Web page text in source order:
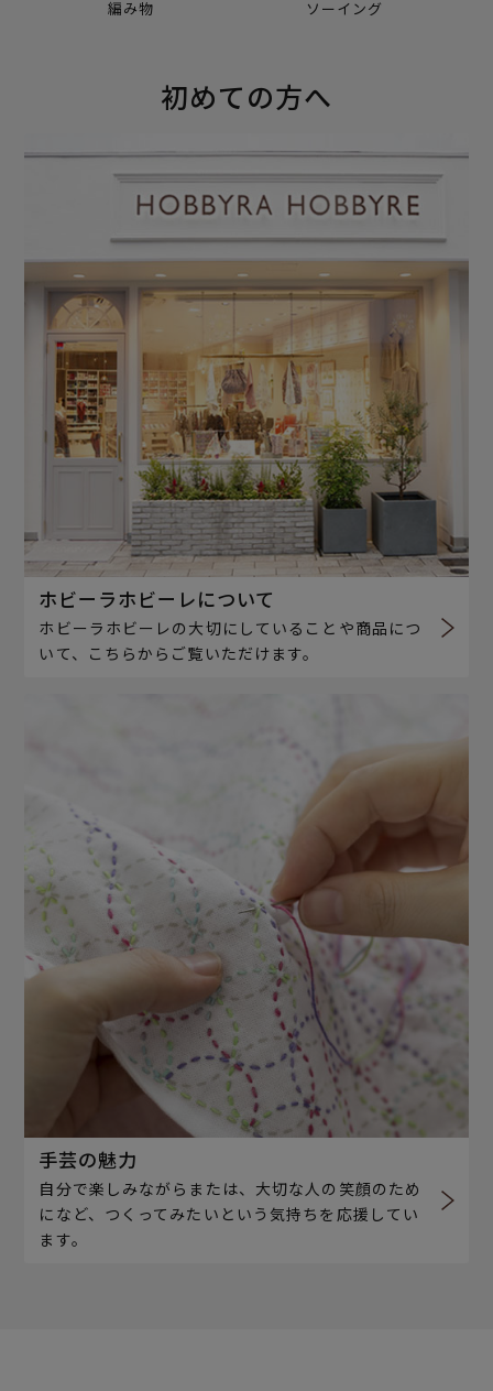
編み物 ソーイング
初めての方へ
ホビーラホビーレについて
ホビーラホビーレの大切にしていることや商品につ
いて、こちらからご覧いただけます。
手芸の魅力
自分で楽しみながらまたは、大切な人の笑顔のため
になど、つくってみたいという気持ちを応援してい
ます。